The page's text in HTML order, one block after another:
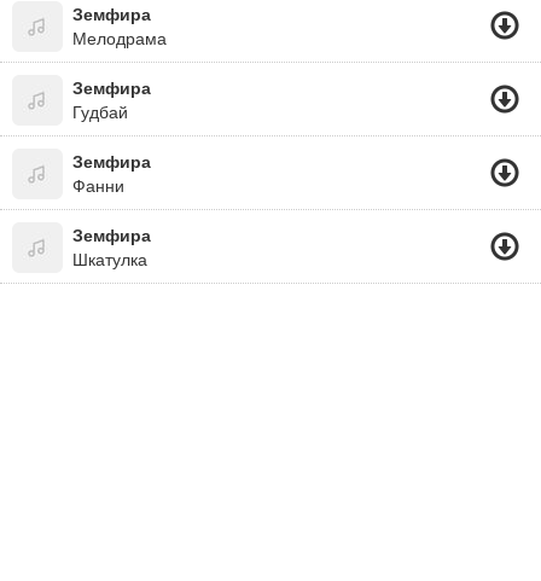
Земфира
Мелодрама
Земфира
Гудбай
Земфира
Фанни
Земфира
Шкатулка